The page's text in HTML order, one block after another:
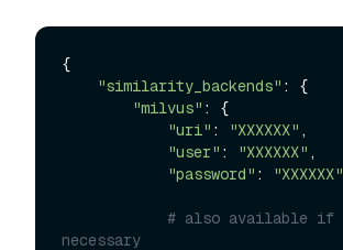
{
"similarity_backends" : {
"milvus" : {
"uri" : "XXXXXX" ,
"user" : "XXXXXX" ,
"password" : "XXXXXX"
# also available if
necessary